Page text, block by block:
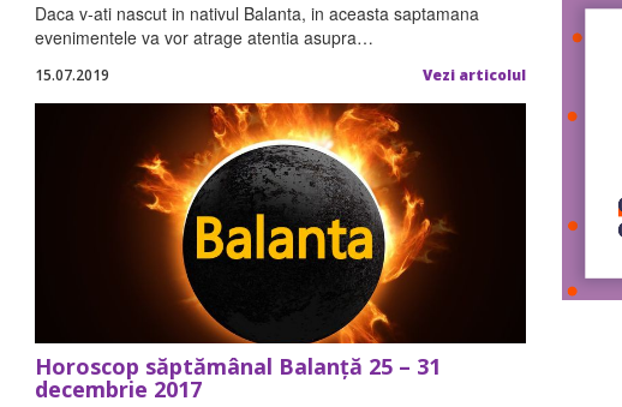
Daca v-ati nascut in nativul Balanta, in aceasta saptamana
evenimentele va vor atrage atentia asupra…
15.07.2019 Vezi articolul
Horoscop săptămânal Balanță 25 – 31
decembrie 2017